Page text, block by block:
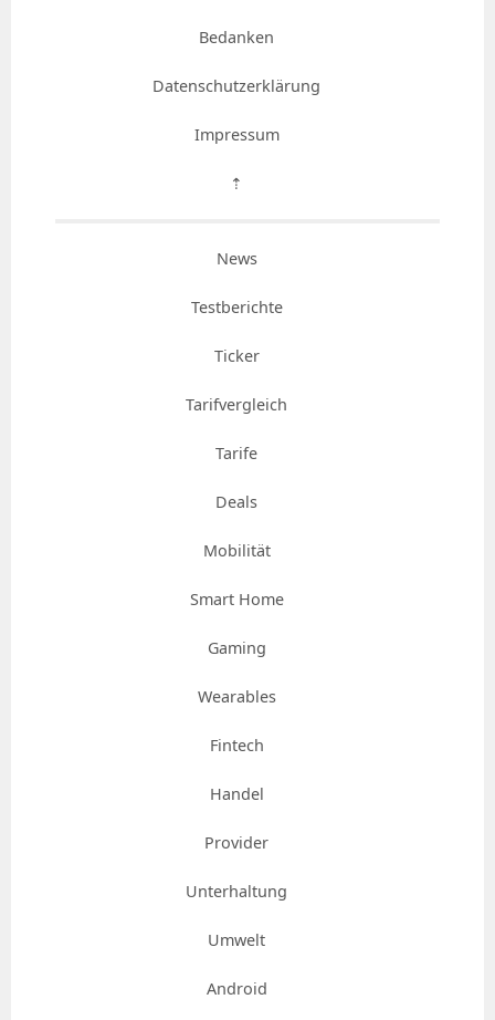
Bedanken
Datenschutzerklärung
Impressum
⇡
News
Testberichte
Ticker
Tarifvergleich
Tarife
Deals
Mobilität
Smart Home
Gaming
Wearables
Fintech
Handel
Provider
Unterhaltung
Umwelt
Android